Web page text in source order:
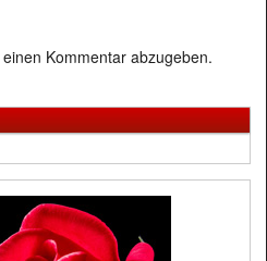
Kommentar abzugeben.